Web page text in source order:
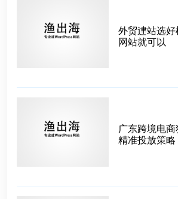
外贸䢖站选
网站就可以
广东跨境电
精准投放策略